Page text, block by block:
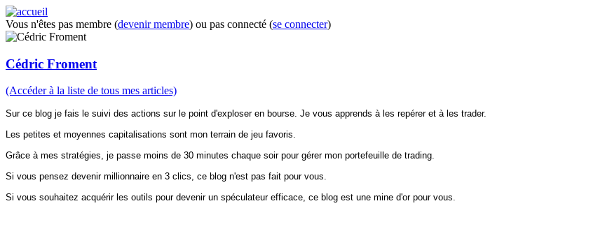
Vous n'êtes pas membre (devenir membre) ou pas connecté (se connecter)
Cédric Froment
(Accéder à la liste de tous mes articles)
Sur ce blog je fais le suivi des actions sur le point d'exploser en bourse. Je vous apprends à les repérer et à les trader.
Les petites et moyennes capitalisations sont mon terrain de jeu favoris.
Grâce à mes stratégies, je passe moins de 30 minutes chaque soir pour gérer mon portefeuille de trading.
Si vous pensez devenir millionnaire en 3 clics, ce blog n'est pas fait pour vous.
Si vous souhaitez acquérir les outils pour devenir un spéculateur efficace, ce blog est une mine d'or pour vous.